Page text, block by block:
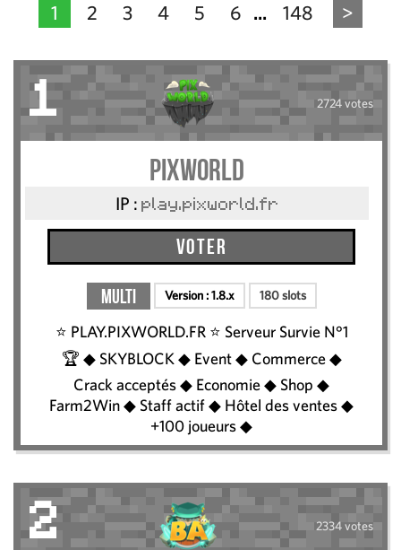
1 2 3 4 5 6 ... 148 >
1 2724 votes
Pixworld
IP : play.pixworld.fr
Voter
Multi Version :1.8.x 180 slots
⭐️ PLAY.PIXWORLD.FR ⭐ Serveur Survie N°1
🏆 ◆ SKYBLOCK ◆ Event ◆ Commerce ◆
Crack acceptés ◆ Economie ◆ Shop ◆
Farm2Win ◆ Staff actif ◆ Hôtel des ventes ◆
+100 joueurs ◆
2 2334 votes